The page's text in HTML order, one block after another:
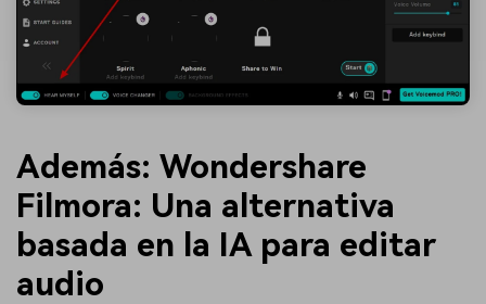
Además: Wondershare
Filmora: Una alternativa
basada en la IA para editar
audio